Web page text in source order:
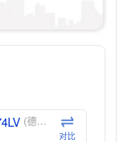
(德州仪器-TI)
对比